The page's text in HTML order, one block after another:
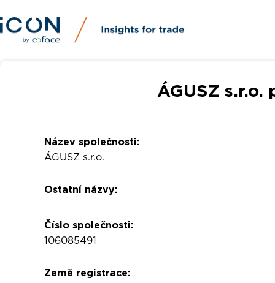
ÁGUSZ
Název společnosti:
ÁGUSZ s.r.o.
Ostatní názvy:
Číslo společnosti:
106085491
Země registrace: